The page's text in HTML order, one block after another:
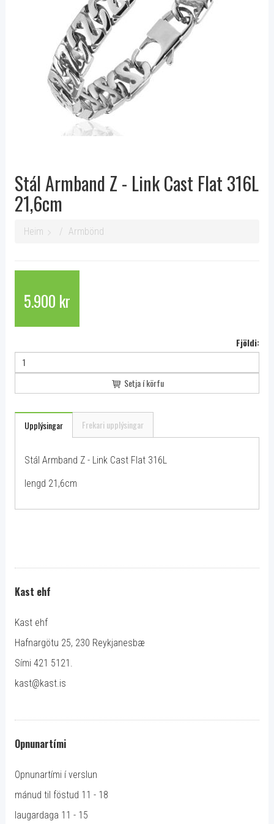
Stál Armband Z - Link Cast Flat 316L
21,6cm
Heim Armbönd
5.900 kr
Fjöldi:
Setja í körfu
Upplýsingar Frekari upplýsingar
Stál Armband Z - Link Cast Flat 316L
lengd 21,6cm
Kast ehf
Kast ehf
Hafnargötu 25, 230 Reykjanesbæ
Sími 421 5121.
kast@kast.is
Opnunartími
Opnunartími í verslun
mánud til föstud 11 - 18
laugardaga 11 - 15